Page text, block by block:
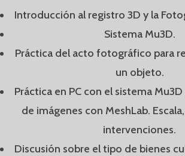
Introducción al registro 3D y la
Sistema Mu3D.
Práctica del acto fotográfico para
un objeto.
Práctica en PC con el sistema
de imágenes con MeshLab.
intervenciones.
Discusión sobre el tipo de bienes